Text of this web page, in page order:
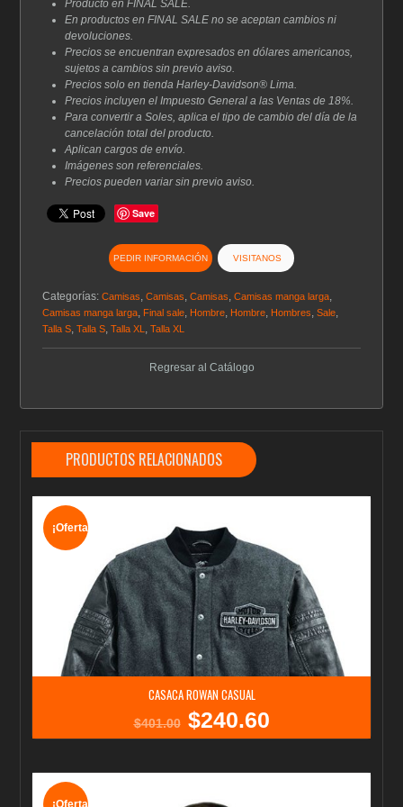
Producto en FINAL SALE.
En productos en FINAL SALE no se aceptan cambios ni
devoluciones.
Precios se encuentran expresados en dólares americanos,
sujetos a cambios sin previo aviso.
Precios solo en tienda Harley-Davidson® Lima.
Precios incluyen el Impuesto General a las Ventas de 18%.
Para convertir a Soles, aplica el tipo de cambio del día de la
cancelación total del producto.
Aplican cargos de envío.
Imágenes son referenciales.
Precios pueden variar sin previo aviso.
Save
PEDIR INFORMACIÓN VISITANOS
Categorías:Camisas ,Camisas ,Camisas ,Camisas manga larga
Camisas manga larga Final sale Hombre Hombre Hombres ,Sale
Talla S ,Talla S ,Talla XL ,Talla XL
Regresar al Catálogo
PRODUCTOS RELACIONADOS
¡Oferta!
CASACA ROWAN CASUAL
$401.00
El
$240.60El
¡Oferta!